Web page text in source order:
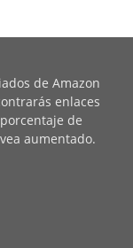
de Amazon
enlaces
de
aumentado.